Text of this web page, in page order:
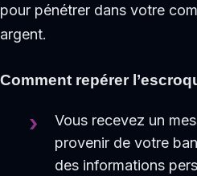
pour pénétrer dans votre
argent.
Comment repérer
Vous recevez un
provenir de votre
des informations